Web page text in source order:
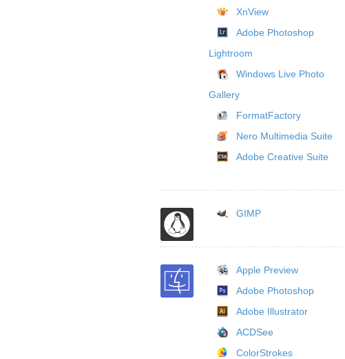
XnView
Adobe Photoshop
Lightroom
Windows Live Photo
Gallery
FormatFactory
Nero Multimedia Suite
Adobe Creative Suite
GIMP
Apple Preview
Adobe Photoshop
Adobe Illustrator
ACDSee
ColorStrokes